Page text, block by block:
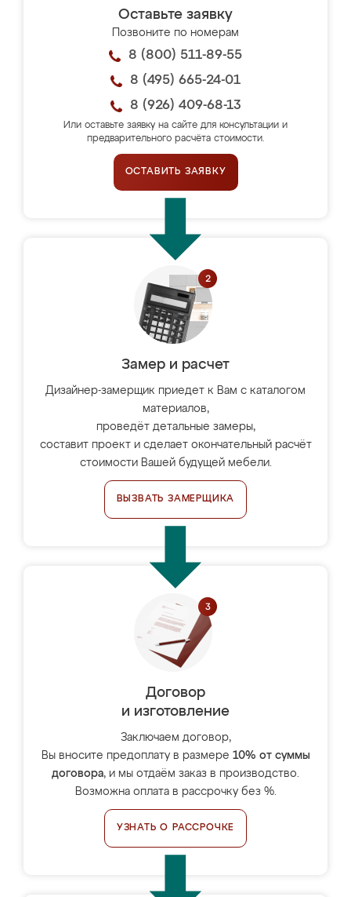
Оставьте заявку
Позвоните по номерам
8 (800) 511-89-55
8 (495) 665-24-01
8 (926) 409-68-13
Или оставьте заявку на сайте для консультации и
предварительного расчёта стоимости.
ОСТАВИТЬ ЗАЯВКУ
Замер и расчет
Дизайнер-замерщик приедет к Вам с каталогом
материалов,
проведёт детальные замеры,
составит проект и сделает окончательный расчёт
стоимости Вашей будущей мебели.
ВЫЗВАТЬ ЗАМЕРЩИКА
Договор
и изготовление
Заключаем договор,
Вы вносите предоплату в размере 10% от суммы
договора, и мы отдаём заказ в производство.
Возможна оплата в рассрочку без %.
УЗНАТЬ О РАССРОЧКЕ